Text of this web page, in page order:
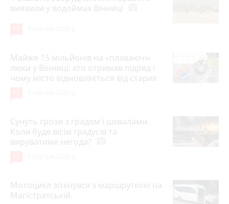
виявили у водоймах Вінниці
Майже 15 мільйонів на «плаваючі»
люки у Вінниці: хто отримав підряд і
чому місто відмовляється від старих
Сунуть грози з градом і шквалами.
Коли буде вісім градусів та
вируватиме негода?
Мотоцикл зіткнувся з маршруткою на
Магістратській